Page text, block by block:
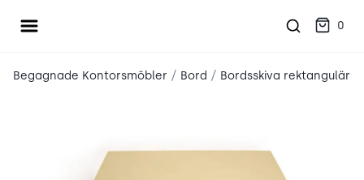
Öppna meny 0
Begagnade Kontorsmöbler / Bord / Bordsskiva rektangulär